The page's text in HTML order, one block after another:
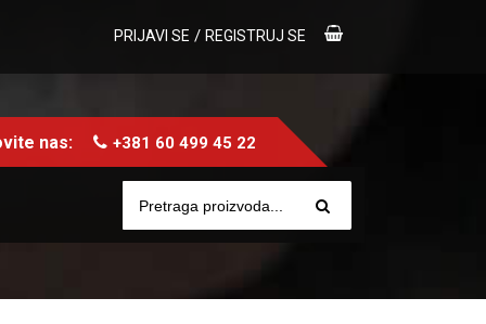
PRIJAVI SE / REGISTRUJ SE
nas: +381 60 499 45 22